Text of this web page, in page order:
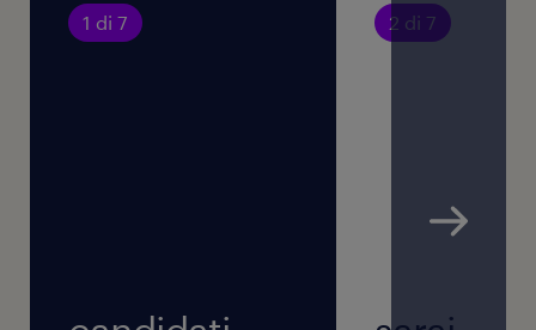
1 di 7 2 di 7